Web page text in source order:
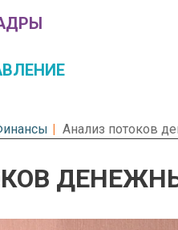
Анализ потоков